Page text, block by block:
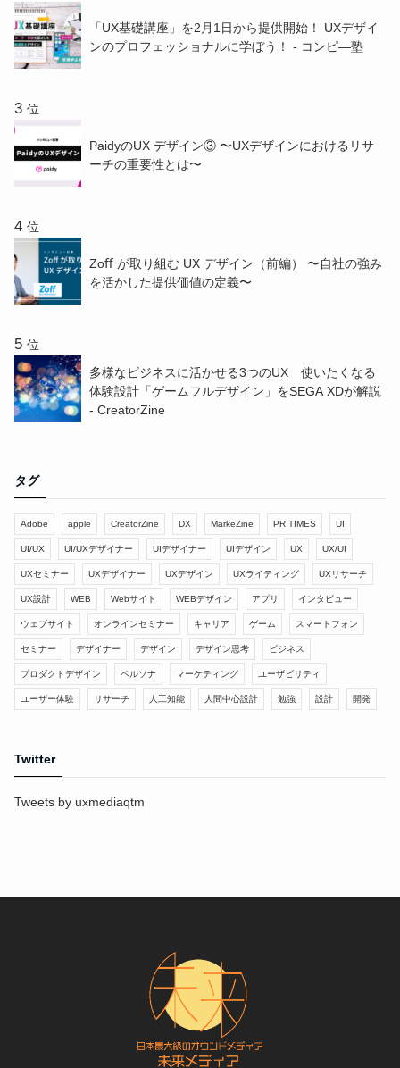
「UX基礎講座」を2月1日から提供開始！ UXデザイ
ンのプロフェッショナルに学ぼう！ - コンピ―塾
位
PaidyのUX デザイン③ 〜UXデザインにおけるリサ
ーチの重要性とは〜
位
Zoﬀ が取り組む UX デザイン（前編） 〜⾃社の強み
を活かした提供価値の定義〜
位
多様なビジネスに活かせる3つのUX 使いたくなる
体験設計「ゲームフルデザイン」をSEGA XDが解説
- CreatorZine
タグ
Adobe apple CreatorZine DX MarkeZine PR TIMES UI
UI/UX UI/UXデザイナー UIデザイナー UIデザイン UX UX/UI
UXセミナー UXデザイナー UXデザイン UXライティング UXリサーチ
UX設計 WEB Webサイト WEBデザイン アプリ インタビュー
ウェブサイト オンラインセミナー キャリア ゲーム スマートフォン
セミナー デザイナー デザイン デザイン思考 ビジネス
プロダクトデザイン ペルソナ マーケティング ユーザビリティ
ユーザー体験 リサーチ 人工知能 人間中心設計 勉強 設計 開発
Twitter
Tweets by uxmediaqtm